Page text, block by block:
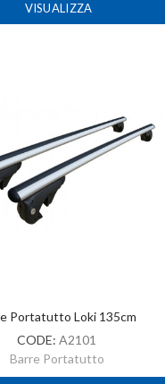
VISUALIZZA
Portatutto Loki 135cm
CODE:A2101
Barre Portatutto